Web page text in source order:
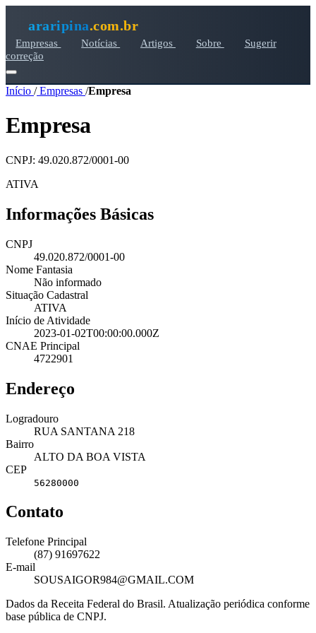
araripina.com.br
Empresas Notícias Artigos Sobre
Sugerir
correção
Início /Empresas /Empresa
Empresa
CNPJ: 49.020.872/0001-00
ATIVA
Informações Básicas
CNPJ
49.020.872/0001-00
Nome Fantasia
Não informado
Situação Cadastral
ATIVA
Início de Atividade
2023-01-02T00:00:00.000Z
CNAE Principal
4722901
Endereço
Logradouro
RUA SANTANA 218
Bairro
ALTO DA BOA VISTA
CEP
56280000
Contato
Telefone Principal
(87) 91697622
E-mail
SOUSAIGOR984@GMAIL.COM
Dados da Receita Federal do Brasil. Atualização periódica conforme
base pública de CNPJ.